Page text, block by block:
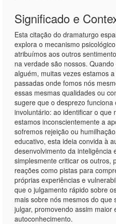
Significado e
Esta citação do dramaturgo
explora o mecanismo
atribuímos aos outros
na verdade são nossos.
alguém, muitas vezes estamos
passadas onde fomos nós
essas mesmas qualidades ou
sugere que o desprezo funciona
involuntário: ao identificar o que
estamos inconscientemente a
sofremos rejeição ou
educativo, esta ideia convida à
desenvolvimento da inteligência
simplesmente criticar os outros,
reações como pistas para
próprias experiências e
que o julgamento rápido sobre
mais sobre nós mesmos do que
julgar, promovendo assim maior
autoconhecimento.